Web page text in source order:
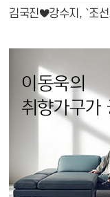
김국진♥강수지, `조